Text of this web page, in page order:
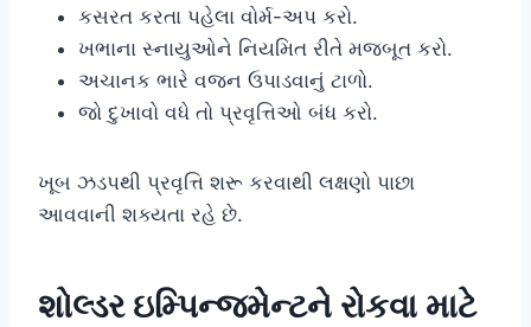
કસરત કરતા પહેલા વોર્મ-અપ કરો.
ખભાના સ્નાયુઓને નિયમિત રીતે મજબૂત કરો.
અચાનક ભારે વજન ઉપાડવાનું ટાળો.
જો દુખાવો વધે તો પ્રવૃત્તિઓ બંધ કરો.
ખૂબ ઝડપથી પ્રવૃત્તિ શરૂ કરવાથી લક્ષણો પાછા
આવવાની શક્યતા રહે છે.
શોલ્ડર ઇમ્પિન્જમેન્ટને રોકવા માટે